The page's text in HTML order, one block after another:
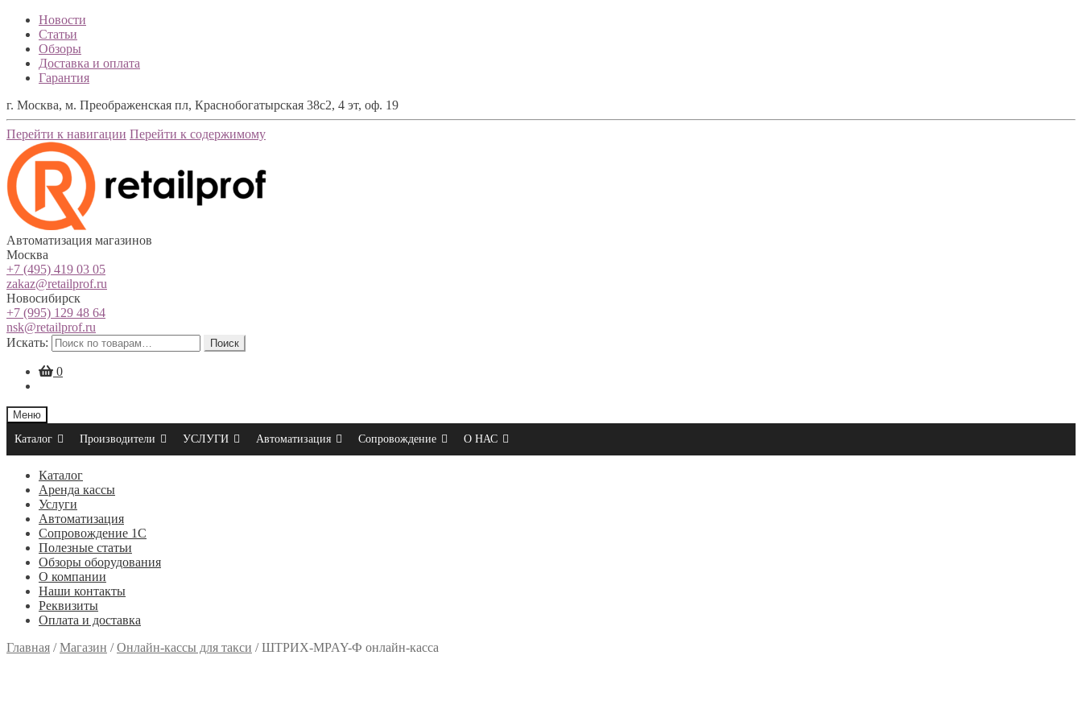
Новости
Статьи
Обзоры
Доставка и оплата
Гарантия
г. Москва, м. Преображенская пл, Краснобогатырская 38с2, 4 эт, оф. 19
Перейти к навигации Перейти к содержимому
Автоматизация магазинов
Москва
+7 (495) 419 03 05
zakaz@retailprof.ru
Новосибирск
+7 (995) 129 48 64
nsk@retailprof.ru
Искать:
Поиск
0
Меню
Каталог
Производители УСЛУГИ Автоматизация Сопровождение О НАС
Каталог
Аренда кассы
Услуги
Автоматизация
Сопровождение 1С
Полезные статьи
Обзоры оборудования
О компании
Наши контакты
Реквизиты
Оплата и доставка
Главная /Магазин /Онлайн-кассы для такси /ШТРИХ-MPAY-Ф онлайн-касса